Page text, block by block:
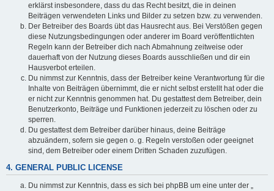
erklärst insbesondere, dass du das Recht besitzt, die in deinen
Beiträgen verwendeten Links und Bilder zu setzen bzw. zu verwenden.
Der Betreiber des Boards übt das Hausrecht aus. Bei Verstößen gegen
diese Nutzungsbedingungen oder anderer im Board veröffentlichten
Regeln kann der Betreiber dich nach Abmahnung zeitweise oder
dauerhaft von der Nutzung dieses Boards ausschließen und dir ein
Hausverbot erteilen.
Du nimmst zur Kenntnis, dass der Betreiber keine Verantwortung für die
Inhalte von Beiträgen übernimmt, die er nicht selbst erstellt hat oder die
er nicht zur Kenntnis genommen hat. Du gestattest dem Betreiber, dein
Benutzerkonto, Beiträge und Funktionen jederzeit zu löschen oder zu
sperren.
Du gestattest dem Betreiber darüber hinaus, deine Beiträge
abzuändern, sofern sie gegen o. g. Regeln verstoßen oder geeignet
sind, dem Betreiber oder einem Dritten Schaden zuzufügen.
4. GENERAL PUBLIC LICENSE
Du nimmst zur Kenntnis, dass es sich bei phpBB um eine unter der „